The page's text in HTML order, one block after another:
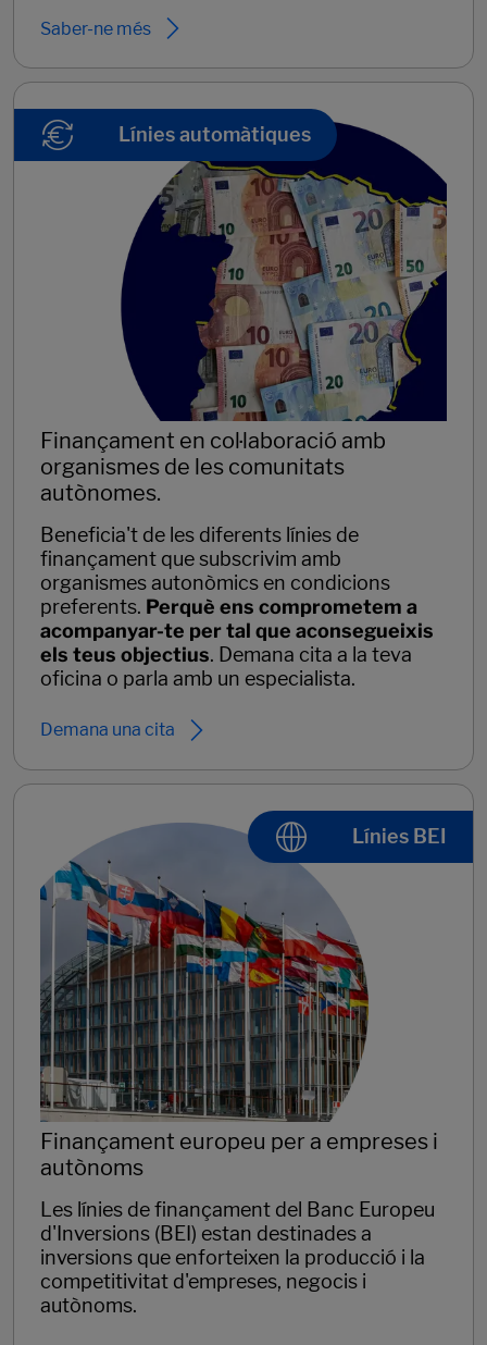
Saber-ne més
Línies automàtiques
Finançament en col·laboració amb
organismes de les comunitats
autònomes.
Beneficia't de les diferents línies de
finançament que subscrivim amb
organismes autonòmics en condicions
preferents. Perquè ens comprometem a
acompanyar-te per tal que aconsegueixis
els teus objectius. Demana cita a la teva
oficina o parla amb un especialista.
Demana una cita
Línies BEI
Finançament europeu per a empreses i
autònoms
Les línies de finançament del Banc Europeu
d'Inversions (BEI) estan destinades a
inversions que enforteixen la producció i la
competitivitat d'empreses, negocis i
autònoms.